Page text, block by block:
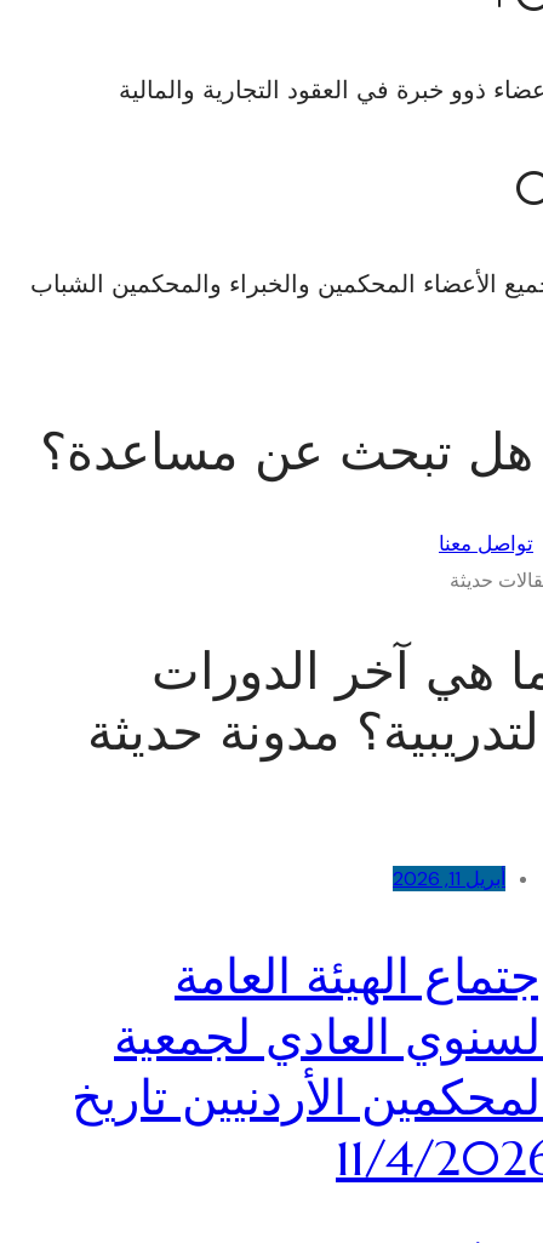
ذوو خبرة في العقود التجارية والمالية
الأعضاء المحكمين والخبراء والمحكمين الشباب
هل تبحث عن مساعدة؟
تواصل معنا
حديثة
هي آخر الدورات
مدونة حديثة
أبريل 11, 2026
الهيئة العامة
العادي لجمعية
الأردنيين تاريخ
11/4/